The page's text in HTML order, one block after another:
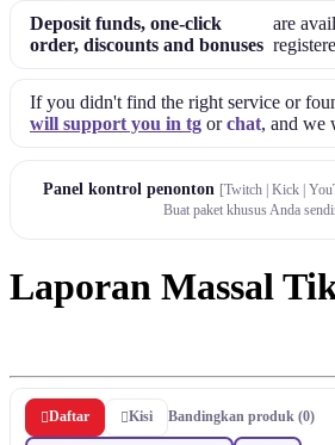
Deposit funds, one-click
order, discounts and bonuses
are
If you didn't find the right service or
will support you in tg orchat, and we
Panel kontrol penonton [Twitch | Kick |
Buat paket khusus Anda
Laporan Massal
Daftar Kisi Bandingkan produk (0)